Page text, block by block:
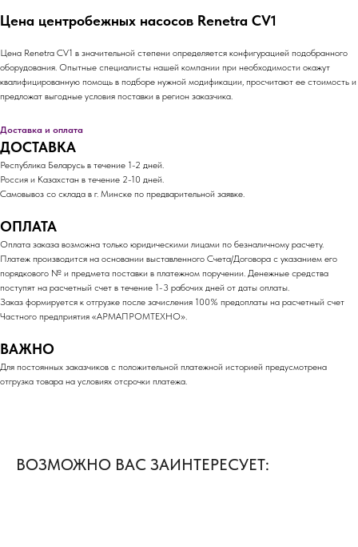
Цена центробежных насосов Renetra CV1
Цена Renetra CV1 в значительной степени определяется конфигурацией подобранного
оборудования. Опытные специалисты нашей компании при необходимости окажут
квалифицированную помощь в подборе нужной модификации, просчитают ее стоимость и
предложат выгодные условия поставки в регион заказчика.
Доставка и оплата
ДОСТАВКА
Республика Беларусь в течение 1-2 дней.
Россия и Казахстан в течение 2-10 дней.
Самовывоз со склада в г. Минске по предварительной заявке.
ОПЛАТА
Оплата заказа возможна только юридическими лицами по безналичному расчету.
Платеж производится на основании выставленного Счета/Договора с указанием его
порядкового № и предмета поставки в платежном поручении. Денежные средства
поступят на расчетный счет в течение 1-3 рабочих дней от даты оплаты.
Заказ формируется к отгрузке после зачисления 100% предоплаты на расчетный счет
Частного предприятия «АРМАПРОМТЕХНО».
ВАЖНО
Для постоянных заказчиков с положительной платежной историей предусмотрена
отгрузка товара на условиях отсрочки платежа.
ВОЗМОЖНО ВАС ЗАИНТЕРЕСУЕТ: